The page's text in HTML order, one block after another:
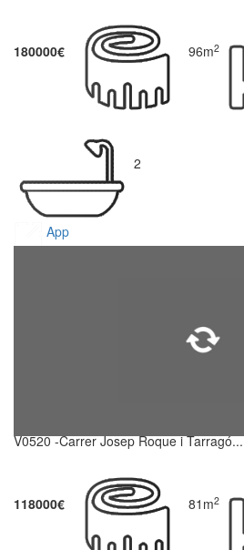
180000€ 96m2
2
App
V0520 -Carrer Josep Roque i Tarragó...
118000€ 81m2